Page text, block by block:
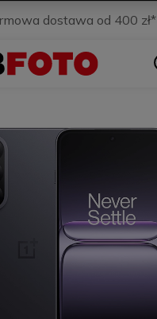
dostawa od 400 zł*